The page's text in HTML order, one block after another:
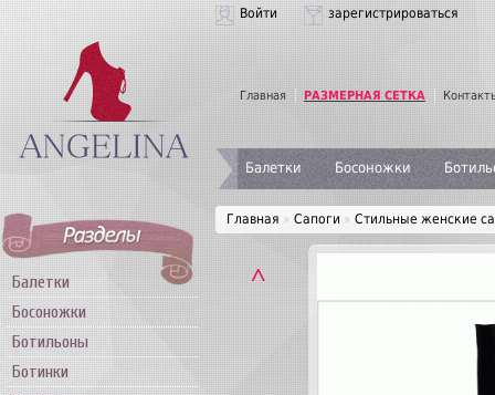
Войти зарегистрироваться
Главная РАЗМЕРНАЯ СЕТКА
Балетки Босоножки
Балетки
Босоножки
Ботильоны
Ботинки
Главная » Сапоги » Стильные женские
˄